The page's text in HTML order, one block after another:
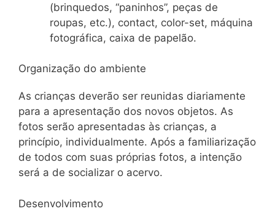
(brinquedos, “paninhos”, peças de
roupas, etc.), contact, color-set, máquina
fotográfica, caixa de papelão.
Organização do ambiente
As crianças deverão ser reunidas diariamente
para a apresentação dos novos objetos. As
fotos serão apresentadas às crianças, a
princípio, individualmente. Após a familiarização
de todos com suas próprias fotos, a intenção
será a de socializar o acervo.
Desenvolvimento